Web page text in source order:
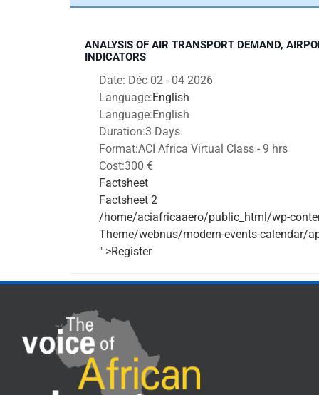
ANALYSIS OF AIR TRANSPORT DEMAND,
INDICATORS
Date: Déc 02 - 04 2026
Language:English
Language:English
Duration:3 Days
Format:ACI Africa Virtual Class - 9 hrs
Cost:300 €
Factsheet
Factsheet 2
/home/aciafricaaero/public_html/wp-
Theme/webnus/modern-events-calendar/
" >Register